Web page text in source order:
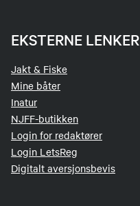
EKSTERNE LENKER
Jakt & Fiske
Mine båter
Inatur
NJFF-butikken
Login for redaktører
Login LetsReg
Digitalt aversjonsbevis